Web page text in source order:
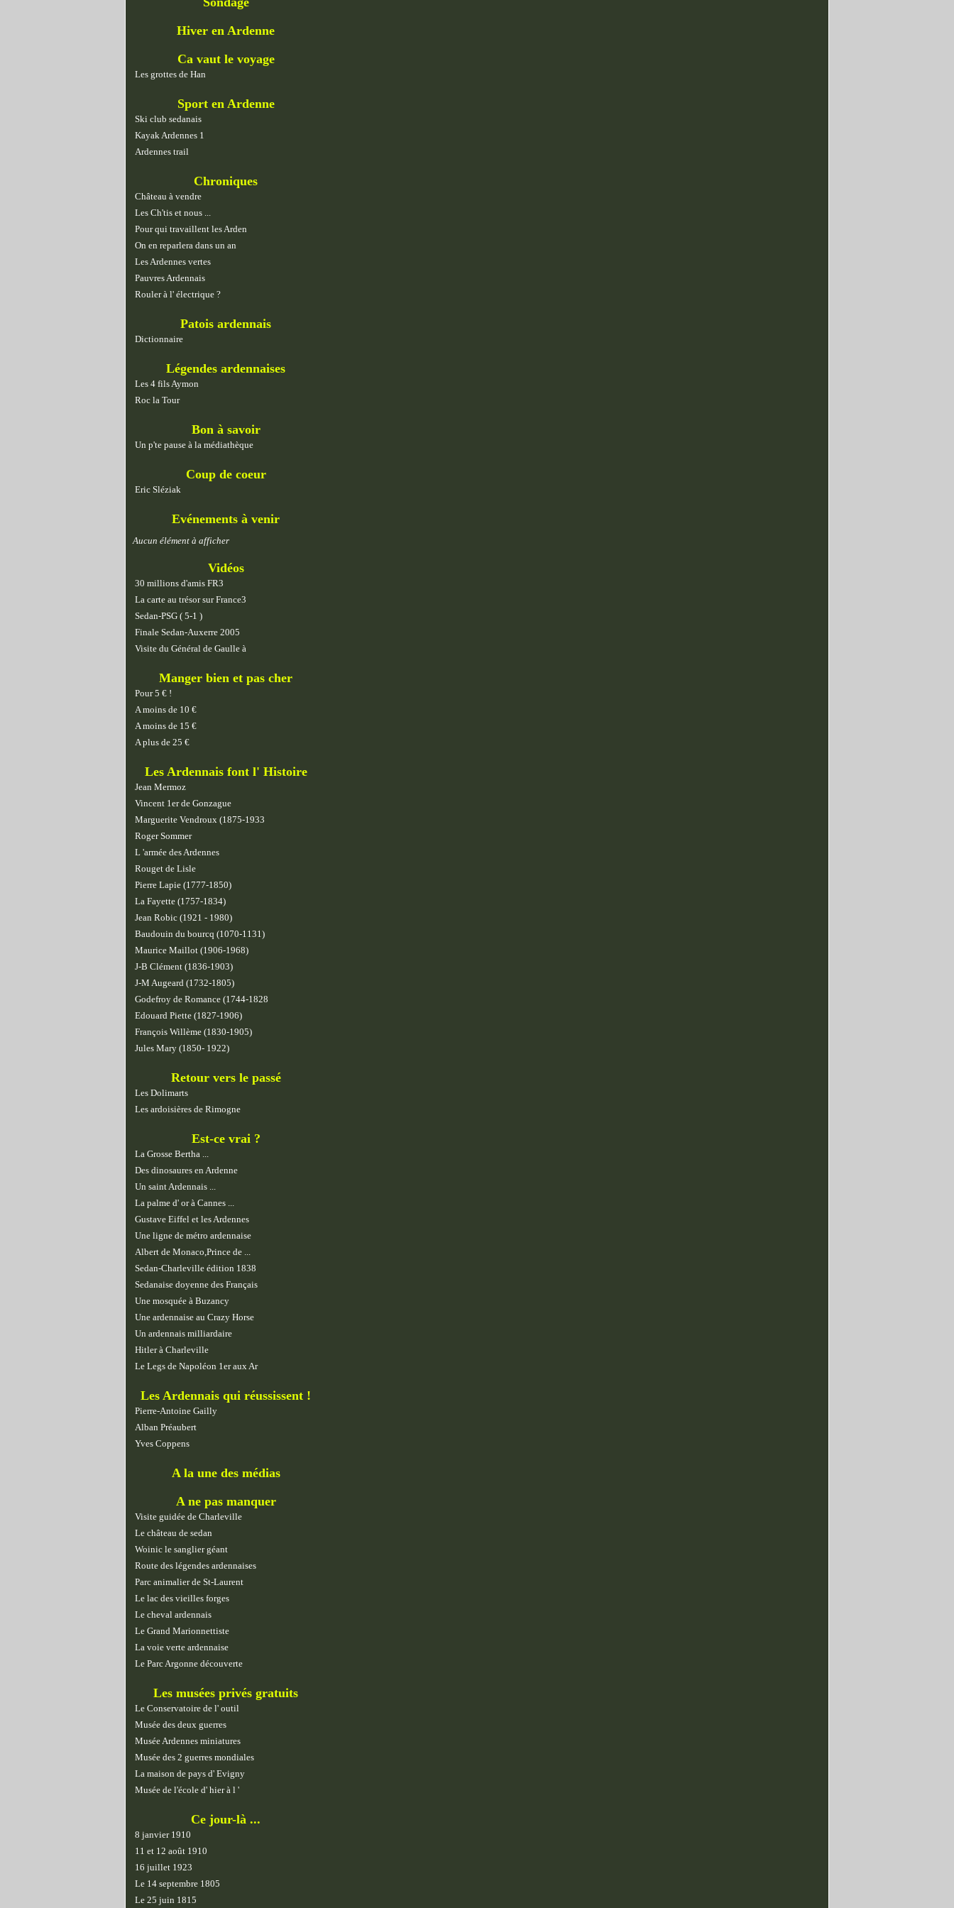
Hiver en Ardenne
Ca vaut le voyage
Les grottes de Han
Sport en Ardenne
Ski club sedanais
Kayak Ardennes 1
Ardennes trail
Chroniques
Château à vendre
Les Ch'tis et nous ...
Pour qui travaillent les Arden
On en reparlera dans un an
Les Ardennes vertes
Pauvres Ardennais
Rouler à l' électrique ?
Patois ardennais
Dictionnaire
Légendes ardennaises
Les 4 fils Aymon
Roc la Tour
Bon à savoir
Un p'te pause à la médiathèque
Coup de coeur
Eric Sléziak
Evénements à venir
Aucun élément à afficher
Vidéos
30 millions d'amis FR3
La carte au trésor sur France3
Sedan-PSG ( 5-1 )
Finale Sedan-Auxerre 2005
Visite du Général de Gaulle à
Manger bien et pas cher
Pour 5 € !
A moins de 10 €
A moins de 15 €
A plus de 25 €
Les Ardennais font l' Histoire
Jean Mermoz
Vincent 1er de Gonzague
Marguerite Vendroux (1875-1933
Roger Sommer
L 'armée des Ardennes
Rouget de Lisle
Pierre Lapie (1777-1850)
La Fayette (1757-1834)
Jean Robic (1921 - 1980)
Baudouin du bourcq (1070-1131)
Maurice Maillot (1906-1968)
J-B Clément (1836-1903)
J-M Augeard (1732-1805)
Godefroy de Romance (1744-1828
Edouard Piette (1827-1906)
François Willème (1830-1905)
Jules Mary (1850- 1922)
Retour vers le passé
Les Dolimarts
Les ardoisières de Rimogne
Est-ce vrai ?
La Grosse Bertha ...
Des dinosaures en Ardenne
Un saint Ardennais ...
La palme d' or à Cannes ...
Gustave Eiffel et les Ardennes
Une ligne de métro ardennaise
Albert de Monaco,Prince de ...
Sedan-Charleville édition 1838
Sedanaise doyenne des Français
Une mosquée à Buzancy
Une ardennaise au Crazy Horse
Un ardennais milliardaire
Hitler à Charleville
Le Legs de Napoléon 1er aux Ar
Les Ardennais qui réussissent !
Pierre-Antoine Gailly
Alban Préaubert
Yves Coppens
A la une des médias
A ne pas manquer
Visite guidée de Charleville
Le château de sedan
Woinic le sanglier géant
Route des légendes ardennaises
Parc animalier de St-Laurent
Le lac des vieilles forges
Le cheval ardennais
Le Grand Marionnettiste
La voie verte ardennaise
Le Parc Argonne découverte
Les musées privés gratuits
Le Conservatoire de l' outil
Musée des deux guerres
Musée Ardennes miniatures
Musée des 2 guerres mondiales
La maison de pays d' Evigny
Musée de l'école d' hier à l '
Ce jour-là ...
8 janvier 1910
11 et 12 août 1910
16 juillet 1923
Le 14 septembre 1805
Le 25 juin 1815